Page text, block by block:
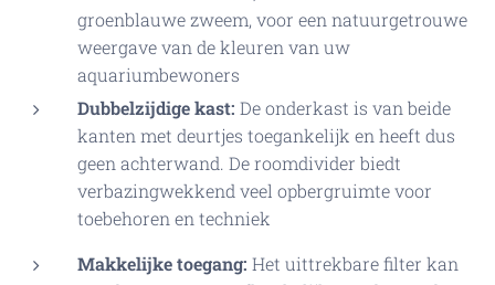
groenblauwe zweem, voor een natuurgetrouwe
weergave van de kleuren van uw
aquariumbewoners
Dubbelzijdige kast: De onderkast is van beide
kanten met deurtjes toegankelijk en heeft dus
geen achterwand. De roomdivider biedt
verbazingwekkend veel opbergruimte voor
toebehoren en techniek
Makkelijke toegang: Het uittrekbare filter kan